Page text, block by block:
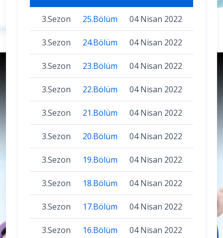
3.Sezon 25.Bölüm 04 Nisan 2022
3.Sezon 24.Bölüm 04 Nisan 2022
3.Sezon 23.Bölüm 04 Nisan 2022
3.Sezon 22.Bölüm 04 Nisan 2022
3.Sezon 21.Bölüm 04 Nisan 2022
3.Sezon 20.Bölüm 04 Nisan 2022
3.Sezon 19.Bölüm 04 Nisan 2022
3.Sezon 18.Bölüm 04 Nisan 2022
3.Sezon 17.Bölüm 04 Nisan 2022
3.Sezon 16.Bölüm 04 Nisan 2022